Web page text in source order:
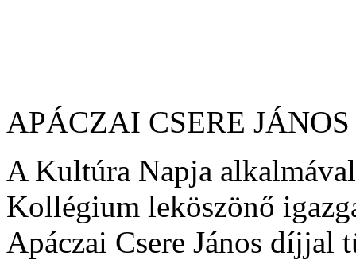
APÁCZAI CSERE
A Kultúra Napja
Kollégium leköszönő
Apáczai Csere János díjjal